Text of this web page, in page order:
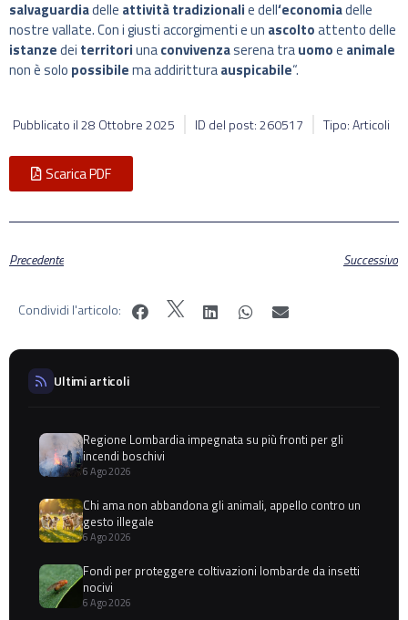
salvaguardiadelle attività tradizionalie dell‘economiadelle
nostre vallate. Con i giusti accorgimenti e un ascoltoattento delle
istanzedei territoriunaconvivenzaserena trauomoe animale
non è solo possibilema addiritturaauspicabile“.
Pubblicato il28 Ottobre 2025 ID del post: 260517 Tipo: Articoli
Scarica PDF
Precedente Successivo
Condividi l'articolo:
Ultimi articoli
Regione Lombardia impegnata su più fronti per gli
incendi boschivi
6 Ago 2026
Chi ama non abbandona gli animali, appello contro un
gesto illegale
6 Ago 2026
Fondi per proteggere coltivazioni lombarde da insetti
nocivi
6 Ago 2026